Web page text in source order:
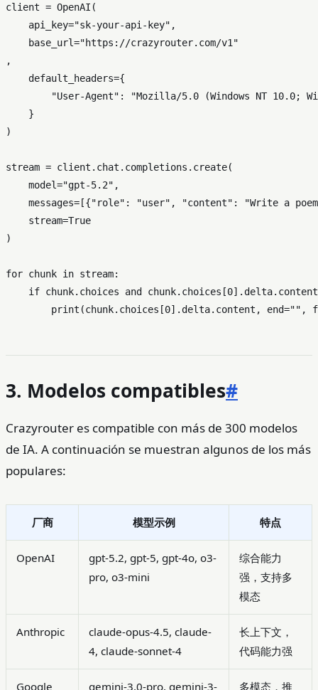
client = OpenAI(
    api_key=
"sk-your-api-key" ,
    base_url=
"https://crazyrouter.com/v1"
,
    default_headers={
"User-Agent" :
"Mozilla/5.0 (Windows NT 10.0;
    }
)
stream = client.chat.completions.create(
    model=
"gpt-5.2" ,
    messages=[{
"role" : "user" , "content" :
"Write a
    stream=
True
)
for chunk in stream:
if chunk.choices and chunk.choices[0
print (chunk.choices[0].delta.content, end="" ,
3. Modelos compatibles#
Crazyrouter es compatible con más de 300 modelos
de IA. A continuación se muestran algunos de los más
populares:
厂商 模型示例 特点
OpenAI
gpt-5.2, gpt-5, gpt-4o, o3-
pro, o3-mini
综合能力
强，支持多
模态
Anthropic
claude-opus-4.5, claude-
4, claude-sonnet-4
长上下文，
代码能力强
Google gemini-3.0-pro, gemini-3- 多模态，推